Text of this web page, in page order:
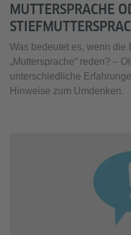
MUTTERSPRACHE
Was bedeutet es, wenn die
„Muttersprache“ reden? –
unterschiedliche
Hinweise zum Umdenken.